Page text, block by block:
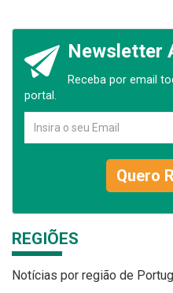
Newsletter
Receba por email
portal.
Quero
REGIÕES
Notícias por região de